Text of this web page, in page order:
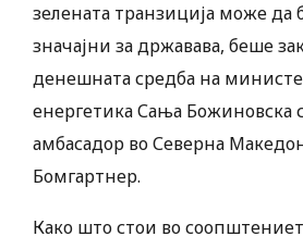
зелената транзиција може
значајни за државава, беше
денешната средба на
енергетика Сања Божиновска
амбасадор во Северна
Бомгартнер.
Како што стои во